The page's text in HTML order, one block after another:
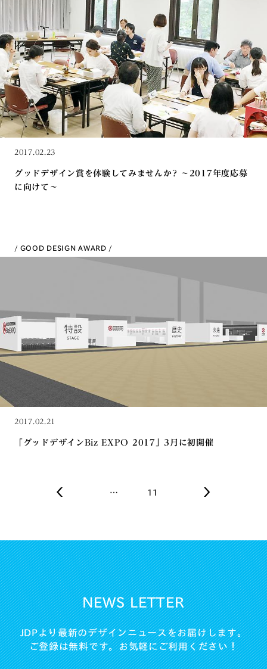
2017.02.23
グッドデザイン賞を体験してみませんか? 〜2017年度応募
に向けて〜
GOOD DESIGN AWARD
2017.02.21
「グッドデザインBiz EXPO 2017」3月に初開催
… 11
NEWS LETTER
JDPより最新のデザインニュースをお届けします。
ご登録は無料です。お気軽にご利用ください！